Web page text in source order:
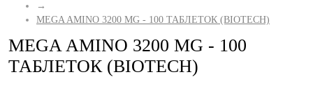
→
MEGA AMINO 3200 MG - 100 ТАБЛЕТОК (BIOTECH)
MEGA AMINO 3200 MG - 100
ТАБЛЕТОК (BIOTECH)